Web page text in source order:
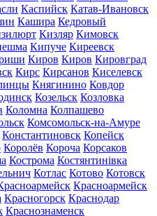
Каспийск Катав-Ивановск
Кашира Кедровый
Кизляр Кимовск
Кипуче Киреевск
Киров Киров Кировград
Кирс Кирсанов Киселевск
Княгинино Ковдор
Козельск Козловка
Коломна Колпашево
Комсомольск-на-Амуре
Константиновск Копейск
Королёв Короча Корсаков
Кострома Костянтинівка
Котлас Котово Котовск
Красноармейск
Красногорск Краснодар
Краснознаменск